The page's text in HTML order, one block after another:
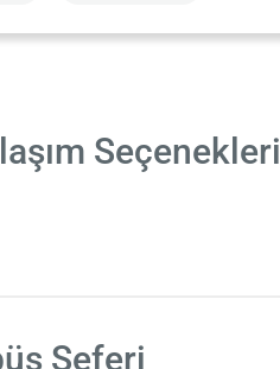
Seçenekleri
Seferi